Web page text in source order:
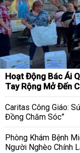
Hoạt Động Bác Ái
Tay Rộng Mở Đến
Caritas Công Giáo:
Đồng Chăm Sóc”
Phòng Khám Bệnh
Người Nghèo Chính